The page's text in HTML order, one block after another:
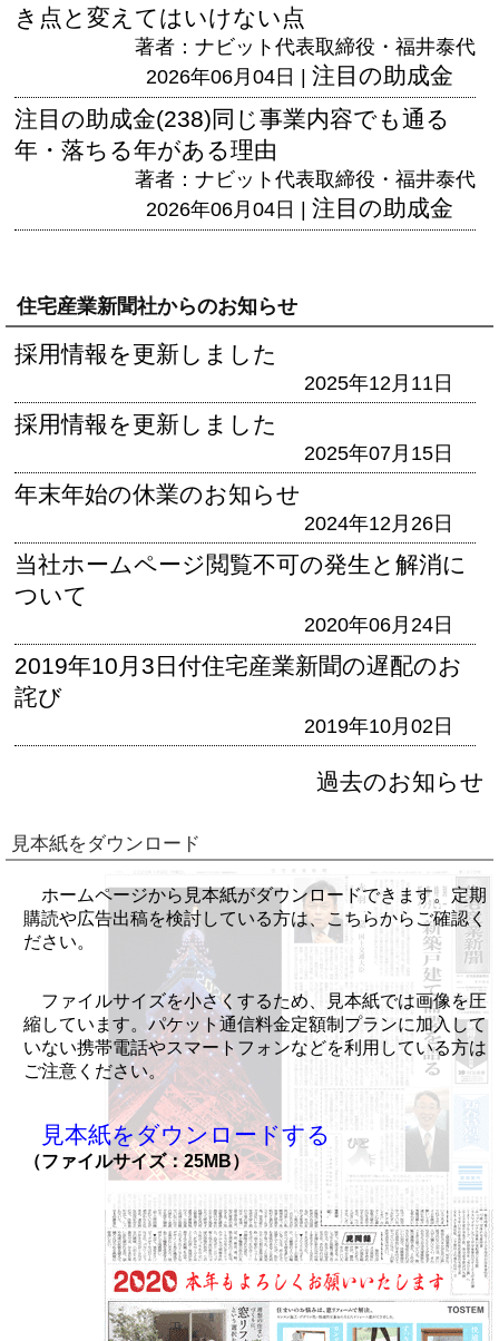
き点と変えてはいけない点
著者：ナビット代表取締役・福井泰代
2026年06月04日 | 注目の助成金
注目の助成金(238)同じ事業内容でも通る
年・落ちる年がある理由
著者：ナビット代表取締役・福井泰代
2026年06月04日 | 注目の助成金
住宅産業新聞社からのお知らせ
採用情報を更新しました
2025年12月11日
採用情報を更新しました
2025年07月15日
年末年始の休業のお知らせ
2024年12月26日
当社ホームページ閲覧不可の発生と解消に
ついて
2020年06月24日
2019年10月3日付住宅産業新聞の遅配のお
詫び
2019年10月02日
過去のお知らせ
見本紙をダウンロード
ホームページから見本紙がダウンロードできます。定期
購読や広告出稿を検討している方は、こちらからご確認く
ださい。
ファイルサイズを小さくするため、見本紙では画像を圧
縮しています。パケット通信料金定額制プランに加入して
いない携帯電話やスマートフォンなどを利用している方は
ご注意ください。
見本紙をダウンロードする
（ファイルサイズ：25MB）